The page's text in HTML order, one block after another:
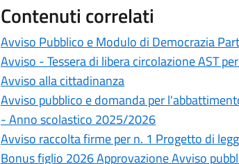
Contenuti correlati
Avviso Pubblico e Modulo di Democrazia
Avviso - Tessera di libera circolazione AST
Avviso alla cittadinanza
Avviso pubblico e domanda per
- Anno scolastico 2025/2026
Avviso raccolta firme per n. 1 Progetto di
Bonus figlio 2026 Approvazione Avviso